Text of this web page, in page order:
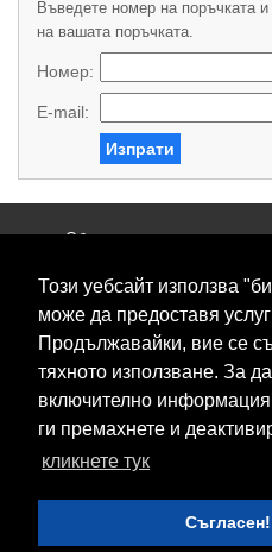
Този уебсайт използва
може да предоставя
Продължавайки, вие се
тяхното използване. За
включително информация
ги премахнете и
кликнете тук
Съгласен!
Въведете номер на поръчката
на вашата поръчката.
Номер:
E-mail:
Изпрати
Общи условия
Свържете се с нас
Контакти
Нашите сервизи
Блог
© 2026 Fransizkup.bg всички
Изграждане и поддръжка от
Boby_fransizkup